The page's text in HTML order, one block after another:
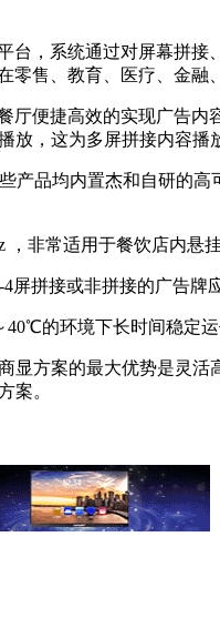
，系统通过对屏幕拼
售、教育、医疗、金融
便捷高效的实现广告
，这为多屏拼接内容播
产品均内置杰和自研的
非常适用于餐饮店内悬
拼接或非拼接的广告牌
的环境下长时间稳定
方案的最大优势是灵
案。